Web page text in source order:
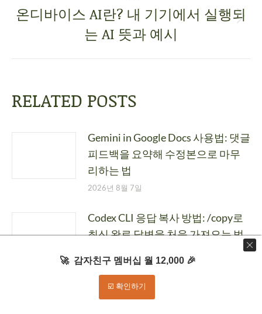
온디바이스 AI란? 내 기기에서 실행되
는 AI 뜻과 예시
RELATED POSTS
Gemini in Google Docs 사용법: 댓글
피드백을 요약해 수정본으로 마무
리하는 법
2026년 8월 7일
Codex CLI 응답 복사 방법: /copy로
최신 완료 답변을 처음 가져오는 법
ChatGPT 메모리와 Claude 메모리
비교: 중단한 프로젝트 맥락은 어디
🚀 감자친구 멤버십 월 12,000 🎉
☑️ 확인하기